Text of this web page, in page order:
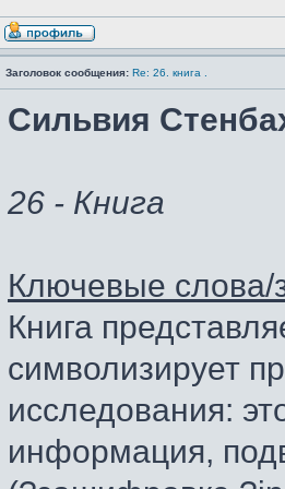
Заголовок сообщения: Re: 26. книга .
Сильвия
26 - Книга
Ключевые слова/
Книга
символизирует
исследования:
информация,